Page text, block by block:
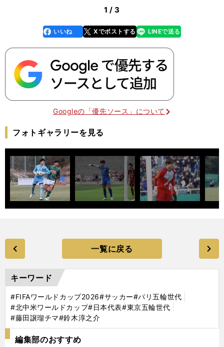
1 / 3
faceboo
k
いいね Xでポストする
line LINEで送る
Googleの「優先ソース」について
フォトギャラリーを見る
一覧に戻る
キーワード
#FIFAワールドカップ2026#サッカー#パリ五輪世代
#北中米ワールドカップ#日本代表#東京五輪世代
#藤田譲瑠チマ#鈴木淳之介
編集部のおすすめ